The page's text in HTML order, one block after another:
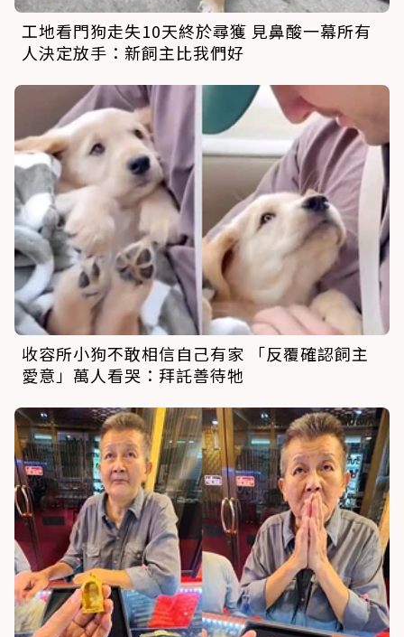
工地看門狗走失10天終於尋獲 見鼻酸一幕所有
人決定放手：新飼主比我們好
收容所小狗不敢相信自己有家 「反覆確認飼主
愛意」萬人看哭：拜託善待牠